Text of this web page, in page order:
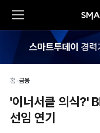
홈>금융
'이너서클 의식?'
선임 연기